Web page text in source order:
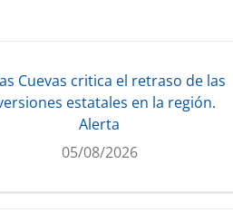
Cuevas critica el retraso de las
estatales en la región.
Alerta
05/08/2026